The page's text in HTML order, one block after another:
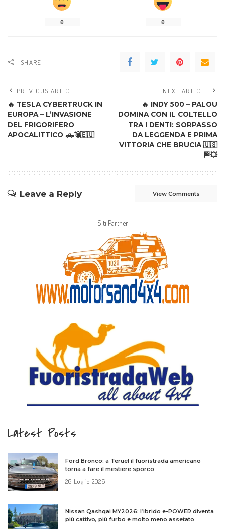
0 0
SHARE
PREVIOUS ARTICLE
🔥 TESLA CYBERTRUCK IN
EUROPA – L’INVASIONE
DEL FRIGORIFERO
APOCALITTICO 🛻💣🇪🇺
NEXT ARTICLE
🔥 INDY 500 – PALOU
DOMINA CON IL COLTELLO
TRA I DENTI: SORPASSO
DA LEGGENDA E PRIMA
VITTORIA CHE BRUCIA 🇺🇸
🏁💥
Leave a Reply View Comments
Siti Partner
Latest Posts
Ford Bronco: a Teruel il fuoristrada americano
torna a fare il mestiere sporco
26 Luglio 2026
Nissan Qashqai MY2026: l’ibrido e-POWER diventa
più cattivo, più furbo e molto meno assetato